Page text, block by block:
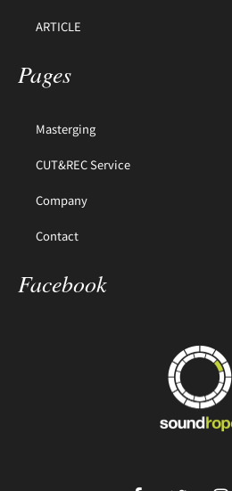
ARTICLE
Pages
Masterging
CUT&REC Service
Company
Contact
Facebook